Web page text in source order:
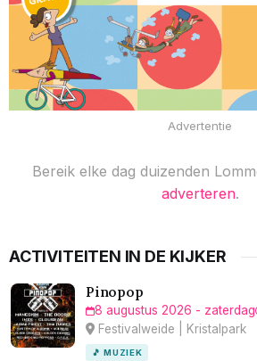
Advertentie
Bereik elke dag duizenden
adverteren.
ACTIVITEITEN IN DE KIJKER
Pinopop
8 augustus 2026 - zaterdag
Festivalweide | Kristalpark
🎵 MUZIEK